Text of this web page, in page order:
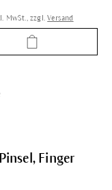
MwSt., zzgl.Versand
Finger